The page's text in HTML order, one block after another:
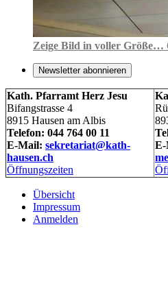
Zeige Bild in voller Größe…
Newsletter abonnieren
Kath. Pfarramt Herz Jesu
Bifangstrasse 4
8915 Hausen am Albis
Telefon: 044 764 00 11
E-Mail: sekretariat@kath-
hausen.ch
Öffnungszeiten
Übersicht
Impressum
Anmelden